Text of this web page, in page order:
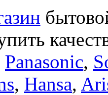
Panasonic,
, Hansa,